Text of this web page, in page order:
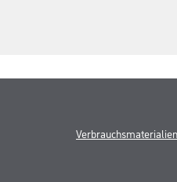
Verbrauchsmaterialien